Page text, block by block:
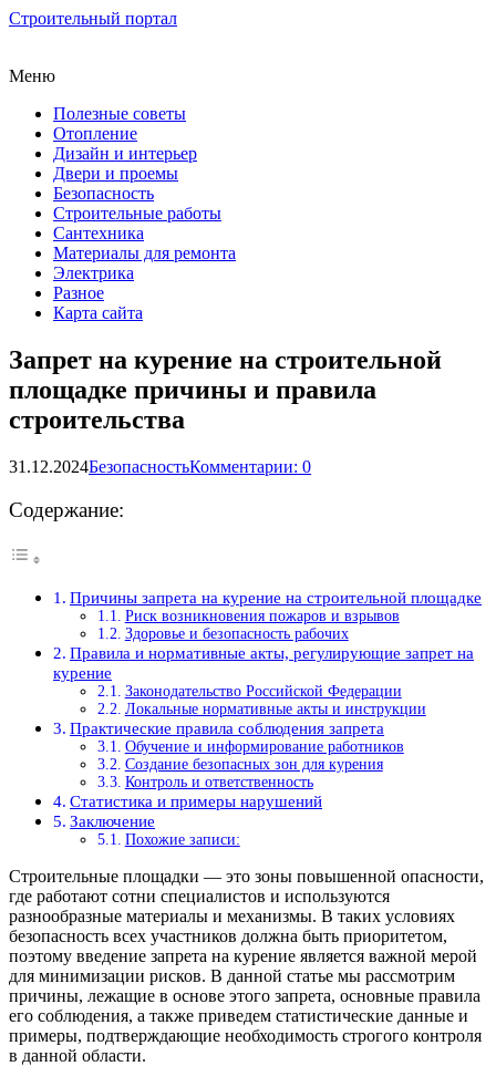
Строительный портал
Меню
Полезные советы
Отопление
Дизайн и интерьер
Двери и проемы
Безопасность
Строительные работы
Сантехника
Материалы для ремонта
Электрика
Разное
Карта сайта
Запрет на курение на строительной
площадке причины и правила
строительства
31.12.2024БезопасностьКомментарии: 0
Содержание:
Причины запрета на курение на строительной площадке
Риск возникновения пожаров и взрывов
Здоровье и безопасность рабочих
Правила и нормативные акты, регулирующие запрет на
курение
Законодательство Российской Федерации
Локальные нормативные акты и инструкции
Практические правила соблюдения запрета
Обучение и информирование работников
Создание безопасных зон для курения
Контроль и ответственность
Статистика и примеры нарушений
Заключение
Похожие записи:
Строительные площадки — это зоны повышенной опасности,
где работают сотни специалистов и используются
разнообразные материалы и механизмы. В таких условиях
безопасность всех участников должна быть приоритетом,
поэтому введение запрета на курение является важной мерой
для минимизации рисков. В данной статье мы рассмотрим
причины, лежащие в основе этого запрета, основные правила
его соблюдения, а также приведем статистические данные и
примеры, подтверждающие необходимость строгого контроля
в данной области.